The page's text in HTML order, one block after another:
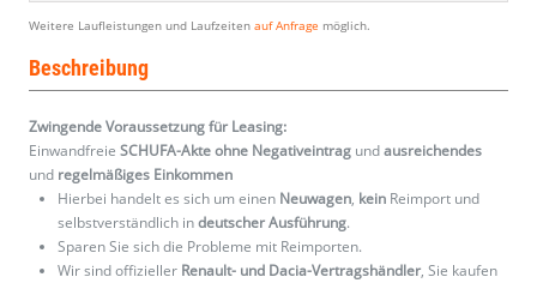
Weitere Laufleistungen und Laufzeiten auf Anfrage möglich.
Beschreibung
Zwingende Voraussetzung für Leasing:
Einwandfreie SCHUFA-Akte ohne Negativeintrag undausreichendes
und regelmäßiges Einkommen
Hierbei handelt es sich um einen Neuwagen, kein Reimport und
selbstverständlich indeutscher Ausführung.
Sparen Sie sich die Probleme mit Reimporten.
Wir sind offizieller Renault- und Dacia-Vertragshändler, Sie kaufen